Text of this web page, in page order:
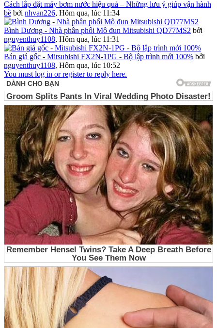
Cách lắp đặt máy bơm nước hiệu quả – Những lưu ý giúp vận hành
bề bởi nhvan226, Hôm qua, lúc 11:34
Bình Dương - Nhà phân phối Mô đun Mitsubishi QD77MS2 bởi
nguyenthuy1108, Hôm qua, lúc 11:31
Bán giá gốc - Mitsubishi FX2N-1PG - Bộ lập trình mới 100% bởi
nguyenthuy1108, Hôm qua, lúc 10:52
You must log in or register to reply here.